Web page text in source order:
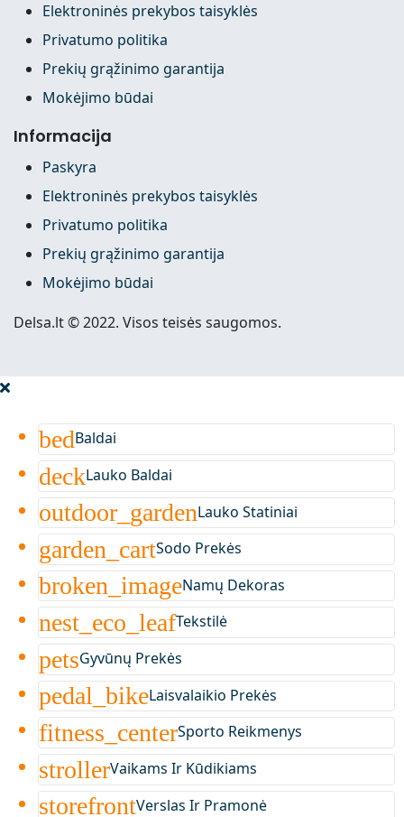
Elektroninės prekybos taisyklės
Privatumo politika
Prekių grąžinimo garantija
Mokėjimo būdai
Informacija
Paskyra
Elektroninės prekybos taisyklės
Privatumo politika
Prekių grąžinimo garantija
Mokėjimo būdai
Delsa.lt © 2022. Visos teisės saugomos.
bedBaldai
deckLauko Baldai
outdoor_gardenLauko Statiniai
garden_cartSodo Prekės
broken_imageNamų Dekoras
nest_eco_leafTekstilė
petsGyvūnų Prekės
pedal_bikeLaisvalaikio Prekės
fitness_centerSporto Reikmenys
strollerVaikams Ir Kūdikiams
storefrontVerslas Ir Pramonė